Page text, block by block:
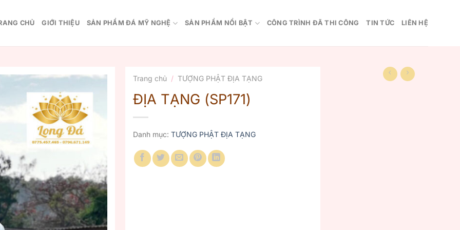
CHỦ GIỚI THIỆU SẢN PHẨM ĐÁ MỸ NGHỆ SẢN PHẨM NỔI BẬT CÔNG TRÌNH ĐÃ THI CÔNG TIN TỨC LIÊN HỆ
Trang chủ / TƯỢNG PHẬT ĐỊA TẠNG
ĐỊA TẠNG (SP171)
Danh mục: TƯỢNG PHẬT ĐỊA TẠNG